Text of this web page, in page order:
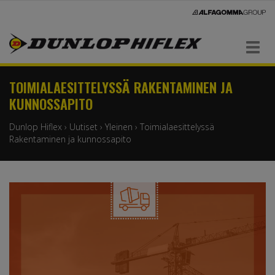
Navigaatio
TOIMIALAESITTELYSSÄ RAKENTAMINEN JA
KUNNOSSAPITO
Dunlop Hiflex › Uutiset › Yleinen › Toimialaesittelyssä
Rakentaminen ja kunnossapito